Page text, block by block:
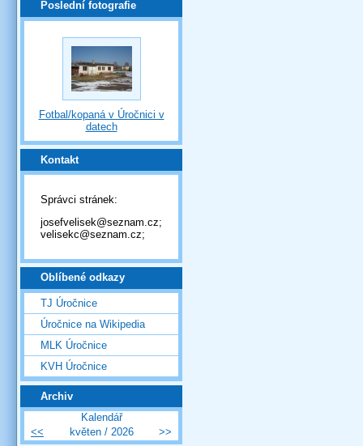
Poslední fotografie
Fotbal/kopaná v Úročnici v
datech
Kontakt
Správci stránek:
josefvelisek@seznam.cz;
velisekc@seznam.cz;
Oblíbené odkazy
TJ Úročnice
Úročnice na Wikipedia
MLK Úročnice
KVH Úročnice
Archiv
Kalendář
<<
květen / 2026 >>